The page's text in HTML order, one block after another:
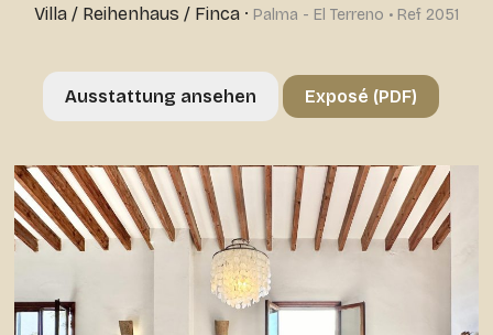
Villa / Reihenhaus / Finca· Palma - El Terreno • Ref 2051
Ausstattung ansehen Exposé (PDF)